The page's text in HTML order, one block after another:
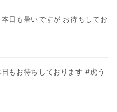
日も暑いですが お待ちしてお
もお待ちしております #虎う